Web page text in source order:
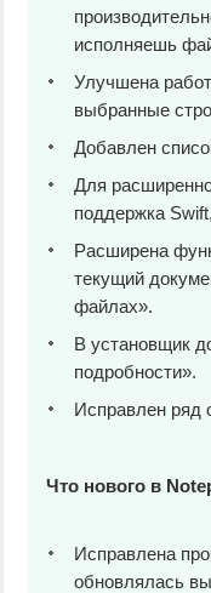
исполняешь
Улучшена
выбранные
Добавлен
Для
поддержка
Расширена
текущий
файлах».
В установщик
подробности».
Исправлен ряд
Что нового в
Исправлена
обновлялась